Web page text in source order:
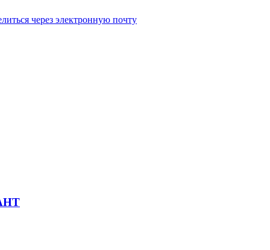
через электронную почту